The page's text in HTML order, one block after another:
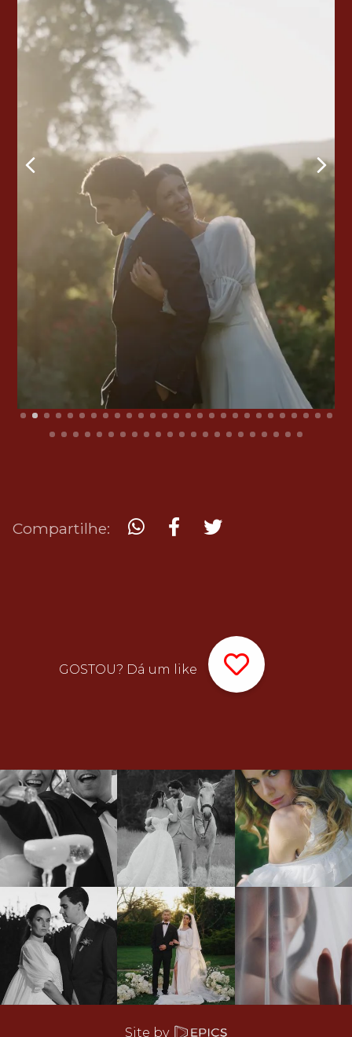
Compartilhe:
GOSTOU? Dá um like
Site by